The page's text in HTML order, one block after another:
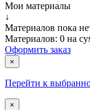
Мои материалы
↓
Материалов пока
Материалов: 0 на
Оформить заказ
×
Перейти к
×